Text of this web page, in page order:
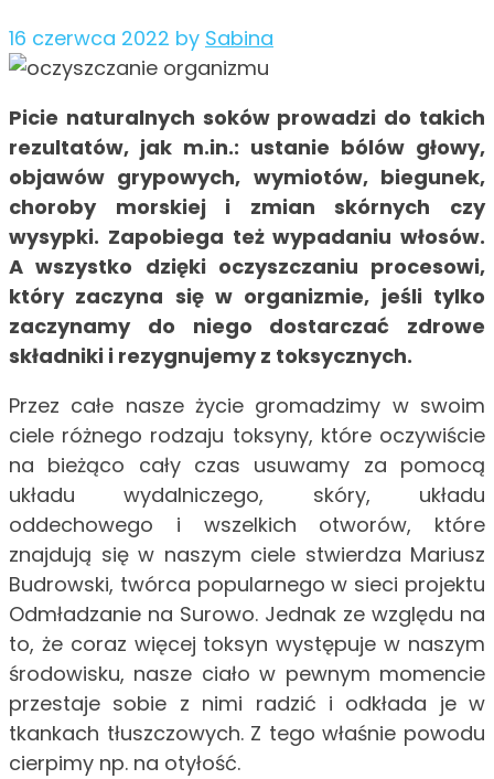
16 czerwca 2022 by Sabina
Picie naturalnych soków prowadzi do takich
rezultatów, jak m.in.: ustanie bólów głowy,
objawów grypowych, wymiotów, biegunek,
choroby morskiej i zmian skórnych czy
wysypki. Zapobiega też wypadaniu włosów.
A wszystko dzięki oczyszczaniu procesowi,
który zaczyna się w organizmie, jeśli tylko
zaczynamy do niego dostarczać zdrowe
składniki i rezygnujemy z toksycznych.
Przez całe nasze życie gromadzimy w swoim
ciele różnego rodzaju toksyny, które oczywiście
na bieżąco cały czas usuwamy za pomocą
układu wydalniczego, skóry, układu
oddechowego i wszelkich otworów, które
znajdują się w naszym ciele stwierdza Mariusz
Budrowski, twórca popularnego w sieci projektu
Odmładzanie na Surowo. Jednak ze względu na
to, że coraz więcej toksyn występuje w naszym
środowisku, nasze ciało w pewnym momencie
przestaje sobie z nimi radzić i odkłada je w
tkankach tłuszczowych. Z tego właśnie powodu
cierpimy np. na otyłość.